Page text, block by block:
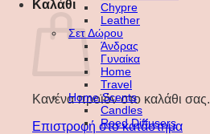
Καλάθι
Κανένα προϊόν στο καλάθι σας.
Επιστροφή στο κατάστημα
Chypre
Leather
Σετ Δώρου
Άνδρας
Γυναίκα
Home
Travel
Home Scents
Candles
Reed Diffusers